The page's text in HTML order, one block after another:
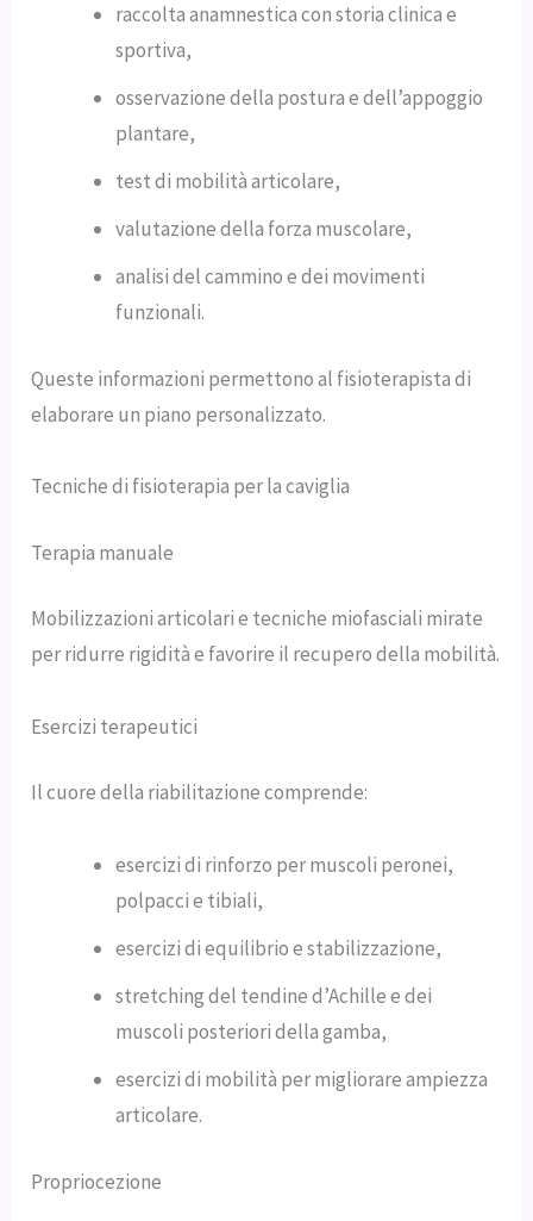
raccolta anamnestica con storia clinica e
sportiva,
osservazione della postura e dell’appoggio
plantare,
test di mobilità articolare,
valutazione della forza muscolare,
analisi del cammino e dei movimenti
funzionali.
Queste informazioni permettono al fisioterapista di
elaborare un piano personalizzato.
Tecniche di fisioterapia per la caviglia
Terapia manuale
Mobilizzazioni articolari e tecniche miofasciali mirate
per ridurre rigidità e favorire il recupero della mobilità.
Esercizi terapeutici
Il cuore della riabilitazione comprende:
esercizi di rinforzo per muscoli peronei,
polpacci e tibiali,
esercizi di equilibrio e stabilizzazione,
stretching del tendine d’Achille e dei
muscoli posteriori della gamba,
esercizi di mobilità per migliorare ampiezza
articolare.
Propriocezione